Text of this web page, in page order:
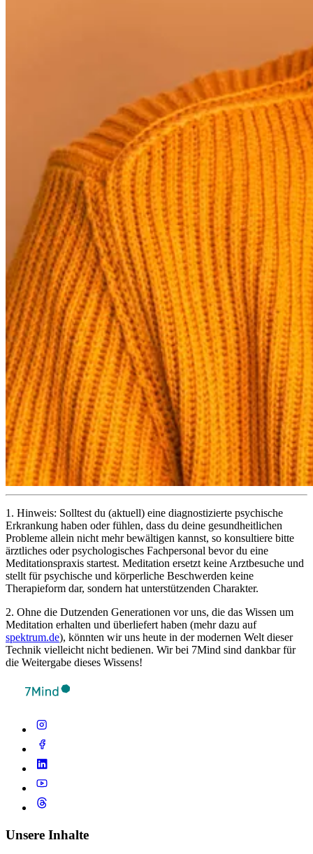
1. Hinweis: Solltest du (aktuell) eine diagnostizierte psychische
Erkrankung haben oder fühlen, dass du deine gesundheitlichen
Probleme allein nicht mehr bewältigen kannst, so konsultiere bitte
ärztliches oder psychologisches Fachpersonal bevor du eine
Meditationspraxis startest. Meditation ersetzt keine Arztbesuche und
stellt für psychische und körperliche Beschwerden keine
Therapieform dar, sondern hat unterstützenden Charakter.
2. Ohne die Dutzenden Generationen vor uns, die das Wissen um
Meditation erhalten und überliefert haben (mehr dazu auf
spektrum.de), könnten wir uns heute in der modernen Welt dieser
Technik vielleicht nicht bedienen. Wir bei 7Mind sind dankbar für
die Weitergabe dieses Wissens!
Unsere Inhalte